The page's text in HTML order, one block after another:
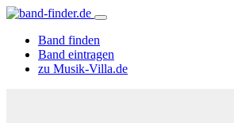
Band finden
Band eintragen
zu Musik-Villa.de